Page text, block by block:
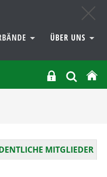
ÜBER UNS
MITGLIEDER